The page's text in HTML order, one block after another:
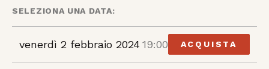
SELEZIONA UNA DATA:
venerdì 2 febbraio 2024 19:00 ACQUISTA